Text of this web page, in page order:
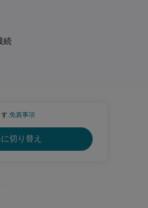
.免責事項
切り替え
続